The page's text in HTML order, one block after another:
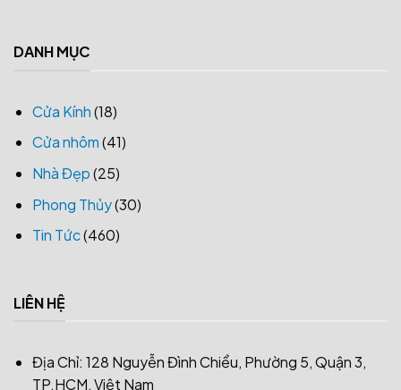
DANH MỤC
Cửa Kính(18)
Cửa nhôm(41)
Nhà Đẹp(25)
Phong Thủy(30)
Tin Tức(460)
LIÊN HỆ
Địa Chỉ: 128 Nguyễn Đình Chiểu, Phường 5, Quận 3,
TP.HCM, Việt Nam